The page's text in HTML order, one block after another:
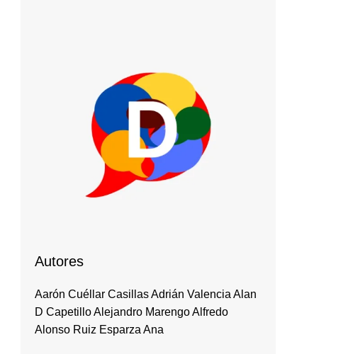
Autores
Aarón Cuéllar Casillas Adrián Valencia Alan
D Capetillo Alejandro Marengo Alfredo
Alonso Ruiz Esparza Ana